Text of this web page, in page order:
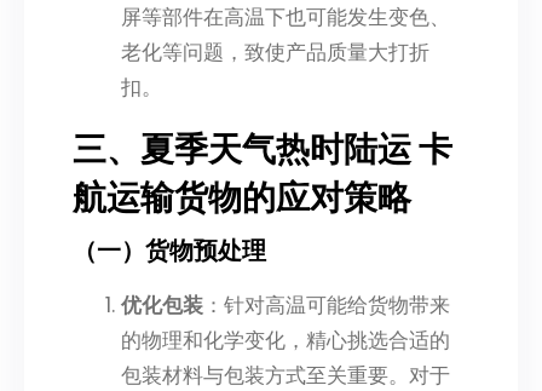
屏等部件在高温下也可能发生变色、
老化等问题，致使产品质量大打折
扣。
三、夏季天气热时陆运 卡
航运输货物的应对策略
（一）货物预处理
优化包装 ：针对高温可能给货物带来
的物理和化学变化，精心挑选合适的
包装材料与包装方式至关重要。对于